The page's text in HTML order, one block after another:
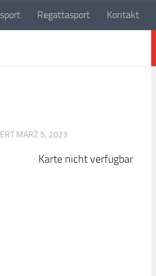
Regattasport Kontakt
MÄRZ 5, 2023
Karte nicht verfügbar